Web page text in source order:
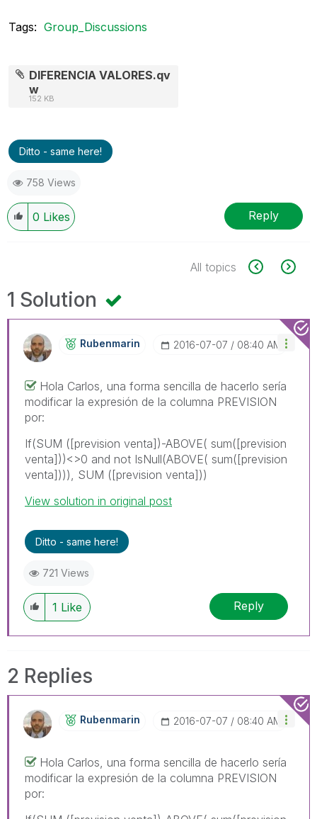
Tags: Group_Discussions
DIFERENCIA VALORES.qv
w
152 KB
Ditto - same here!
758 Views
0 Likes Reply
All topics
1 Solution
Rubenmarin ‎2016-07-07 08:40 AM
Hola Carlos, una forma sencilla de hacerlo sería
modificar la expresión de la columna PREVISION
por:
If(SUM ([prevision venta])-ABOVE( sum([prevision
venta]))<>0 and not IsNull(ABOVE( sum([prevision
venta]))), SUM ([prevision venta]))
View solution in original post
Ditto - same here!
721 Views
1 Like Reply
2 Replies
Rubenmarin ‎2016-07-07 08:40 AM
Hola Carlos, una forma sencilla de hacerlo sería
modificar la expresión de la columna PREVISION
por: